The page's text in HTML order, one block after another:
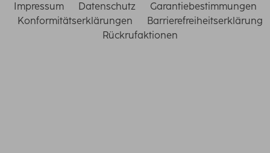
Impressum Datenschutz
Garantiebestimmungen
Konformitätserklärungen
Barrierefreiheitserklärung
Rückrufaktionen